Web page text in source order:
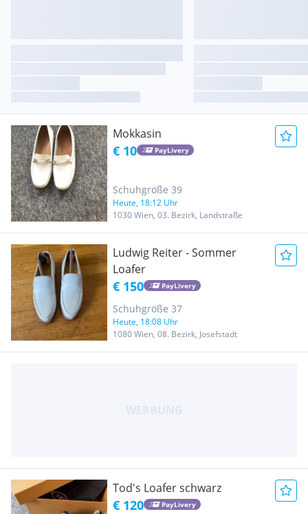
Mokkasin
€ 10 PayLivery
Schuhgröße 39
Heute, 18:12 Uhr
1030 Wien, 03. Bezirk, Landstraße
Ludwig Reiter - Sommer
Loafer
€ 150 PayLivery
Schuhgröße 37
Heute, 18:08 Uhr
1080 Wien, 08. Bezirk, Josefstadt
Tod's Loafer schwarz
€ 120 PayLivery